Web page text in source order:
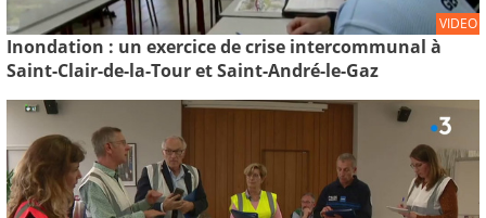
VIDEO
Inondation : un exercice de crise intercommunal à
Saint-Clair-de-la-Tour et Saint-André-le-Gaz